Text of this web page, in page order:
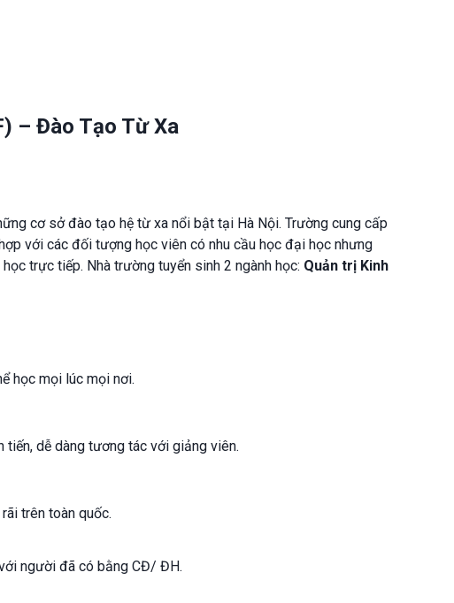
– Đào Tạo Từ Xa
cơ sở đào tạo hệ từ xa nổi bật tại Hà Nội. Trường cung cấp
với các đối tượng học viên có nhu cầu học đại học nhưng
trực tiếp. Nhà trường tuyển sinh 2 ngành học: Quản trị Kinh
học mọi lúc mọi nơi.
dễ dàng tương tác với giảng viên.
trên toàn quốc.
người đã có bằng CĐ/ ĐH.